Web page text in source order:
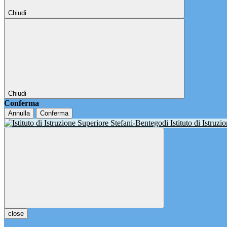
Chiudi
Chiudi
Conferma
Annulla Conferma
Istituto di
close